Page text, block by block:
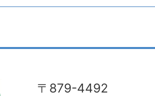
〒879-4492